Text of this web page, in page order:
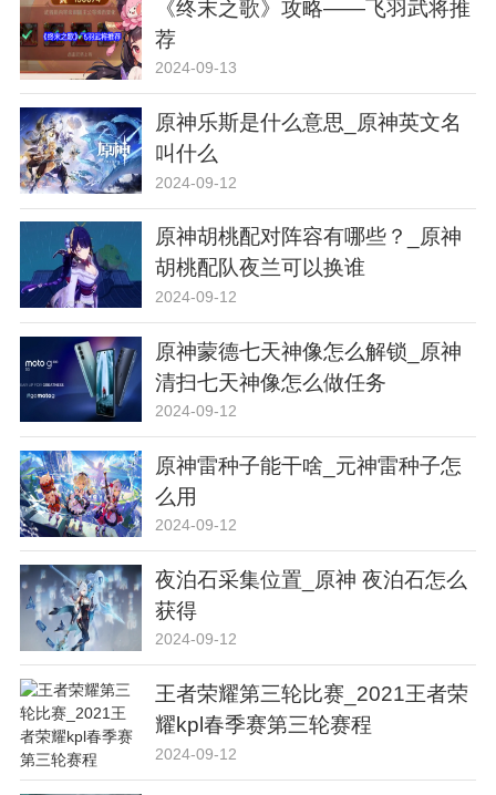
《终末之歌》攻略——飞羽武将推
荐
2024-09-13
原神乐斯是什么意思_原神英文名
叫什么
2024-09-12
原神胡桃配对阵容有哪些？_原神
胡桃配队夜兰可以换谁
2024-09-12
原神蒙德七天神像怎么解锁_原神
清扫七天神像怎么做任务
2024-09-12
原神雷种子能干啥_元神雷种子怎
么用
2024-09-12
夜泊石采集位置_原神 夜泊石怎么
获得
2024-09-12
王者荣耀第三轮比赛_2021王者荣
耀kpl春季赛第三轮赛程
2024-09-12